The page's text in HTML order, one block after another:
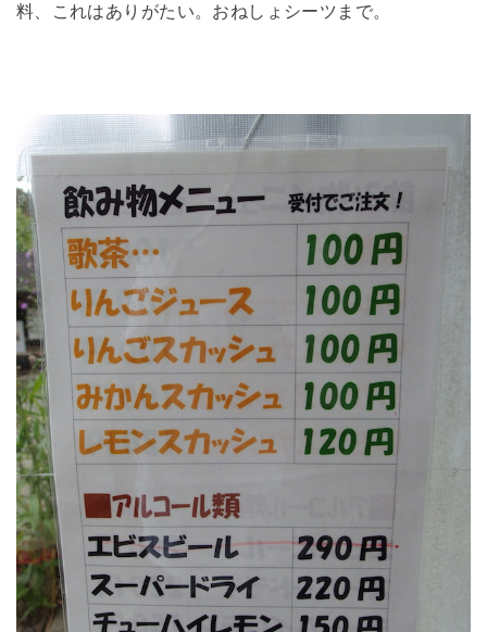
料、これはありがたい。おねしょシーツまで。